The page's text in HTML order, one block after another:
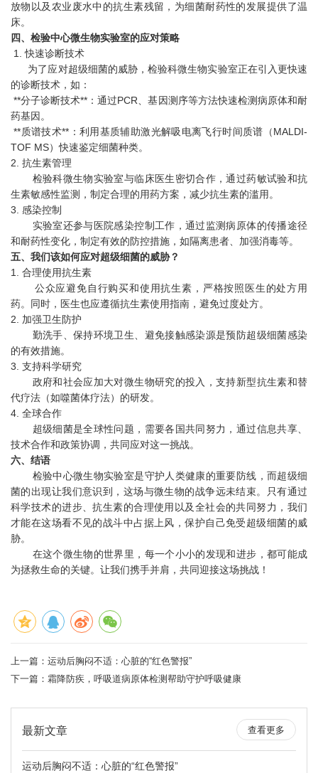
放物以及农业废水中的抗生素残留，为细菌耐药性的发展提供了温
床。
四、检验中心微生物实验室的应对策略
1. 快速诊断技术
为了应对超级细菌的威胁，检验科微生物实验室正在引入更快速
的诊断技术，如：
**分子诊断技术**：通过PCR、基因测序等方法快速检测病原体和耐
药基因。
**质谱技术**：利用基质辅助激光解吸电离飞行时间质谱（MALDI-
TOF MS）快速鉴定细菌种类。
2. 抗生素管理
检验科微生物实验室与临床医生密切合作，通过药敏试验和抗
生素敏感性监测，制定合理的用药方案，减少抗生素的滥用。
3. 感染控制
实验室还参与医院感染控制工作，通过监测病原体的传播途径
和耐药性变化，制定有效的防控措施，如隔离患者、加强消毒等。
五、我们该如何应对超级细菌的威胁？
1. 合理使用抗生素
公众应避免自行购买和使用抗生素，严格按照医生的处方用
药。同时，医生也应遵循抗生素使用指南，避免过度处方。
2. 加强卫生防护
勤洗手、保持环境卫生、避免接触感染源是预防超级细菌感染
的有效措施。
3. 支持科学研究
政府和社会应加大对微生物研究的投入，支持新型抗生素和替
代疗法（如噬菌体疗法）的研发。
4. 全球合作
超级细菌是全球性问题，需要各国共同努力，通过信息共享、
技术合作和政策协调，共同应对这一挑战。
六、结语
检验中心微生物实验室是守护人类健康的重要防线，而超级细
菌的出现让我们意识到，这场与微生物的战争远未结束。只有通过
科学技术的进步、抗生素的合理使用以及全社会的共同努力，我们
才能在这场看不见的战斗中占据上风，保护自己免受超级细菌的威
胁。
在这个微生物的世界里，每一个小小的发现和进步，都可能成
为拯救生命的关键。让我们携手并肩，共同迎接这场挑战！
上一篇： 运动后胸闷不适：心脏的“红色警报”
下一篇： 霜降防疾，呼吸道病原体检测帮助守护呼吸健康
最新文章 查看更多
运动后胸闷不适：心脏的“红色警报”